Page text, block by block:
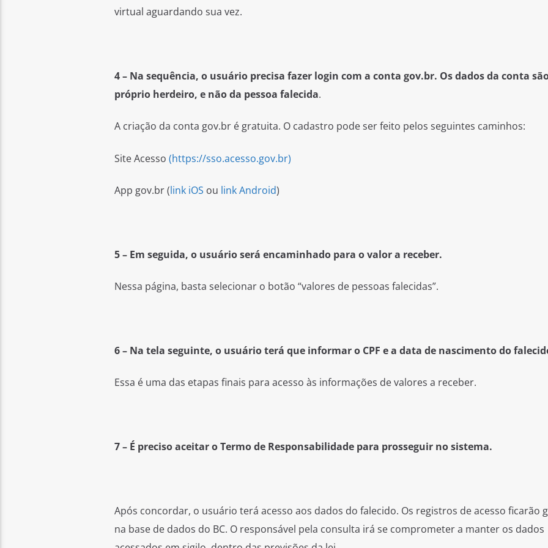
virtual aguardando sua vez.
4 – Na sequência, o usuário precisa fazer login com a conta gov.br. Os dados da conta
próprio herdeiro, e não da pessoa falecida.
A criação da conta gov.br é gratuita. O cadastro pode ser feito pelos seguintes caminhos:
Site Acesso (https://sso.acesso.gov.br)
App gov.br (link iOS ou link Android)
5 – Em seguida, o usuário será encaminhado para o valor a receber.
Nessa página, basta selecionar o botão “valores de pessoas falecidas”.
6 – Na tela seguinte, o usuário terá que informar o CPF e a data de nascimento do
Essa é uma das etapas finais para acesso às informações de valores a receber.
7 – É preciso aceitar o Termo de Responsabilidade para prosseguir no sistema.
Após concordar, o usuário terá acesso aos dados do falecido. Os registros de acesso ficarão
na base de dados do BC. O responsável pela consulta irá se comprometer a manter os dados